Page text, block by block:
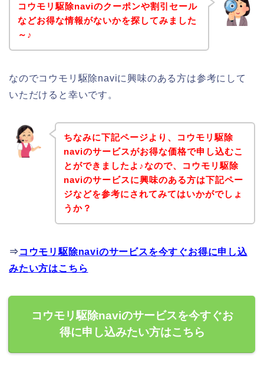
コウモリ駆除naviのクーポンや割引セール
などお得な情報がないかを探してみました
～♪
なのでコウモリ駆除naviに興味のある方は参考にして
いただけると幸いです。
ちなみに下記ページより、コウモリ駆除
naviのサービスがお得な価格で申し込むこ
とができましたよ♪なので、コウモリ駆除
naviのサービスに興味のある方は下記ペー
ジなどを参考にされてみてはいかがでしょ
うか？
⇒ コウモリ駆除naviのサービスを今すぐお得に申し込
みたい方はこちら
コウモリ駆除naviのサービスを今すぐお
得に申し込みたい方はこちら